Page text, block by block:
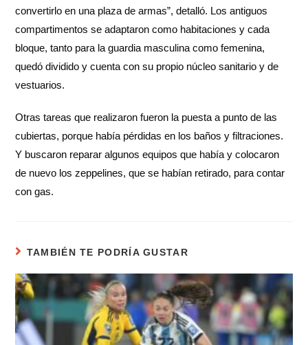
convertirlo en una plaza de armas”, detalló. Los antiguos
compartimentos se adaptaron como habitaciones y cada
bloque, tanto para la guardia masculina como femenina,
quedó dividido y cuenta con su propio núcleo sanitario y de
vestuarios.
Otras tareas que realizaron fueron la puesta a punto de las
cubiertas, porque había pérdidas en los baños y filtraciones.
Y buscaron reparar algunos equipos que había y colocaron
de nuevo los zeppelines, que se habían retirado, para contar
con gas.
TAMBIÉN TE PODRÍA GUSTAR